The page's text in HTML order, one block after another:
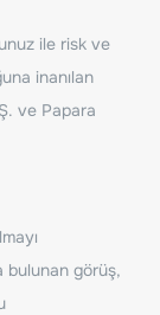
ile risk ve
inanılan
ve Papara
bulunan görüş,